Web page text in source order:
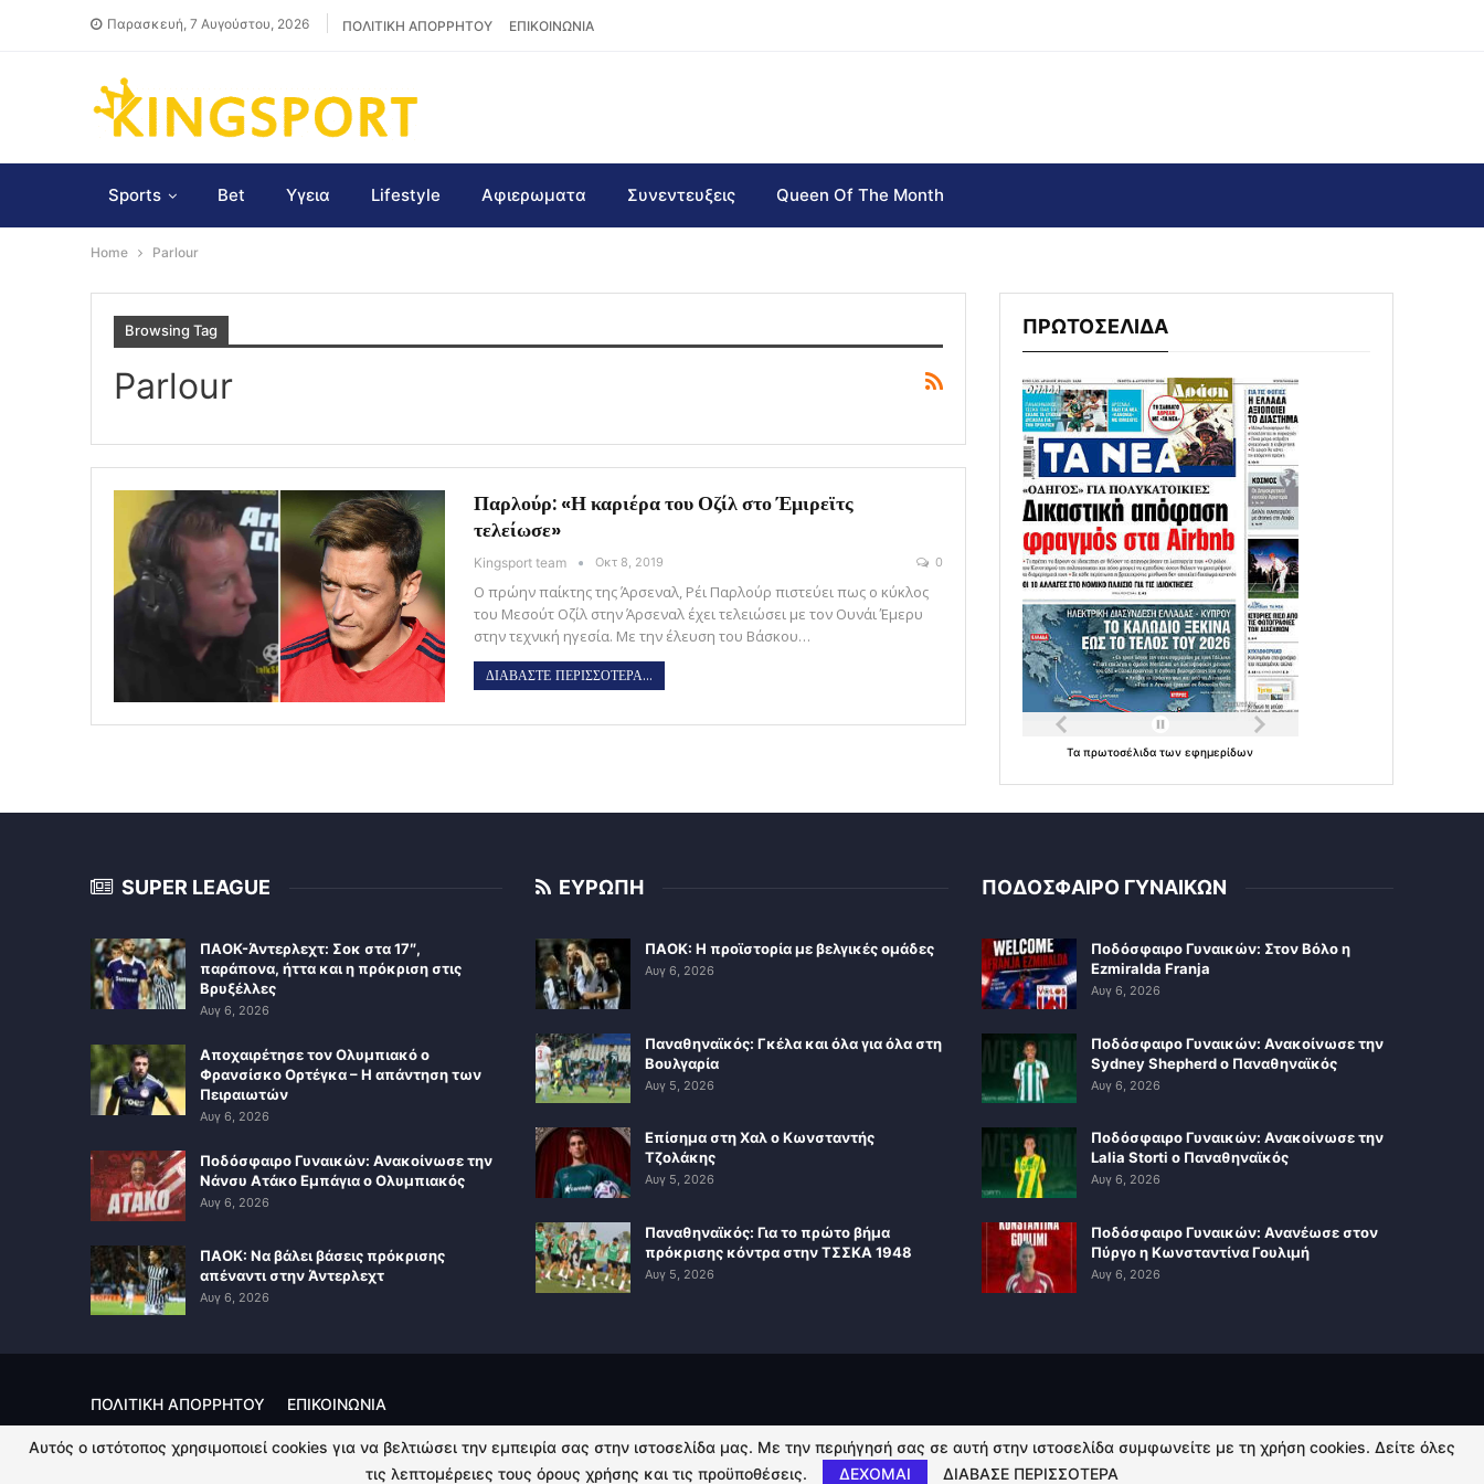
Παρασκευή, 7 Αυγούστου, 2026 ΠΟΛΙΤΙΚΗ ΑΠΟΡΡΗΤΟΥ ΕΠΙΚΟΙΝΩΝΙΑ
Sports Bet Υγεια Lifestyle Αφιερωματα Συνεντευξεις Queen Of The Month
Home Parlour
Browsing Tag
Parlour
Παρλούρ: «Η καριέρα του Οζίλ στο Έμιρεϊτς
τελείωσε»
Kingsport team Οκτ 8, 2019 0
Ο πρώην παίκτης της Άρσεναλ, Ρέι Παρλούρ πιστεύει πως ο κύκλος
του Μεσούτ Οζίλ στην Άρσεναλ έχει τελειώσει με τον Ουνάι Έμερυ
στην τεχνική ηγεσία. Με την έλευση του Βάσκου…
ΔΙΑΒΑΣΤΕ ΠΕΡΙΣΣΟΤΕΡΑ...
ΠΡΩΤΟΣΕΛΙΔΑ
Ταπρωτοσέλιδατωνεφημερίδων
SUPER LEAGUE
ΠΑΟΚ-Άντερλεχτ: Σοκ στα 17″,
παράπονα, ήττα και η πρόκριση στις
Βρυξέλλες
Αυγ 6, 2026
Αποχαιρέτησε τον Ολυμπιακό ο
Φρανσίσκο Ορτέγκα – Η απάντηση των
Πειραιωτών
Αυγ 6, 2026
Ποδόσφαιρο Γυναικών: Ανακοίνωσε την
Νάνσυ Ατάκο Εμπάγια ο Ολυμπιακός
Αυγ 6, 2026
ΠΑΟΚ: Να βάλει βάσεις πρόκρισης
απέναντι στην Άντερλεχτ
Αυγ 6, 2026
ΕΥΡΩΠΗ
ΠΑΟΚ: Η προϊστορία με βελγικές ομάδες
Αυγ 6, 2026
Παναθηναϊκός: Γκέλα και όλα για όλα στη
Βουλγαρία
Αυγ 5, 2026
Επίσημα στη Χαλ ο Κωνσταντής
Τζολάκης
Αυγ 5, 2026
Παναθηναϊκός: Για το πρώτο βήμα
πρόκρισης κόντρα στην ΤΣΣΚΑ 1948
Αυγ 5, 2026
ΠΟΔΟΣΦΑΙΡΟ ΓΥΝΑΙΚΩΝ
Ποδόσφαιρο Γυναικών: Στον Βόλο η
Ezmiralda Franja
Αυγ 6, 2026
Ποδόσφαιρο Γυναικών: Ανακοίνωσε την
Sydney Shepherd ο Παναθηναϊκός
Αυγ 6, 2026
Ποδόσφαιρο Γυναικών: Ανακοίνωσε την
Lalia Storti ο Παναθηναϊκός
Αυγ 6, 2026
Ποδόσφαιρο Γυναικών: Ανανέωσε στον
Πύργο η Κωνσταντίνα Γουλιμή
Αυγ 6, 2026
ΠΟΛΙΤΙΚΗ ΑΠΟΡΡΗΤΟΥ ΕΠΙΚΟΙΝΩΝΙΑ
© 2026 - Kingsport.gr. All Rights Reserved.
Αυτός ο ιστότοπος χρησιμοποιεί cookies για να βελτιώσει την εμπειρία σας στην ιστοσελίδα μας. Με την περιήγησή σας σε αυτή στην ιστοσελίδα συμφωνείτε με τη χρήση cookies. Δείτε όλες
τις λεπτομέρειες τους όρους χρήσης και τις προϋποθέσεις.
ΔΕΧΟΜΑΙ ΔΙΑΒΑΣΕ ΠΕΡΙΣΣΟΤΕΡΑ